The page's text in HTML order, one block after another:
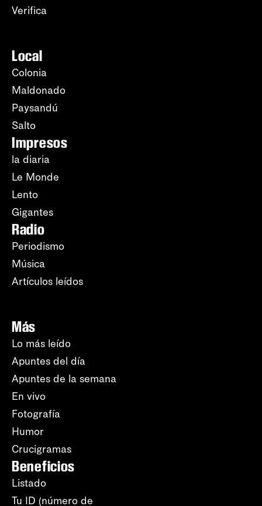
Verifica
Local
Colonia
Maldonado
Paysandú
Salto
Impresos
la diaria
Le Monde
Lento
Gigantes
Radio
Periodismo
Música
Artículos leídos
Más
Lo más leído
Apuntes del día
Apuntes de la semana
En vivo
Fotografía
Humor
Crucigramas
Beneficios
Listado
Tu ID (número de